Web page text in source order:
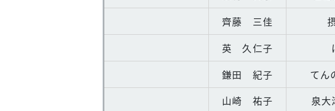
齊藤 三佳
英 久仁子
鎌田 紀子
てん
山崎 祐子
泉大